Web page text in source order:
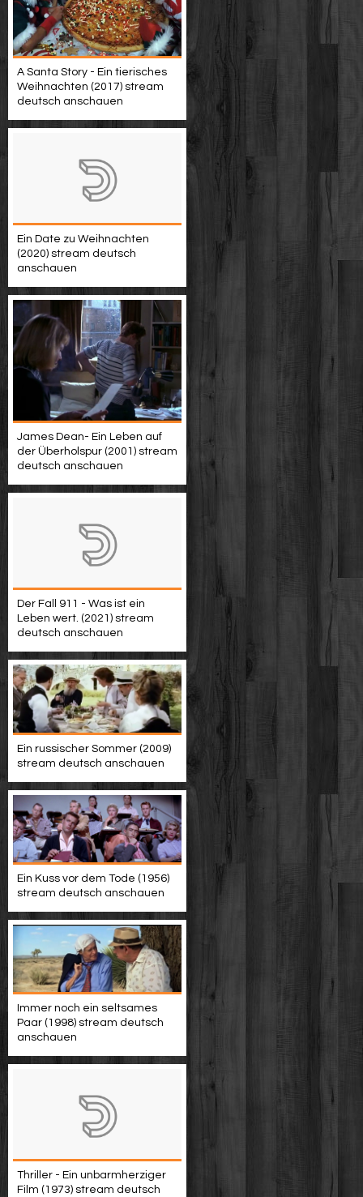
A Santa Story - Ein tierisches
Weihnachten (2017) stream
deutsch anschauen
Ein Date zu Weihnachten
(2020) stream deutsch
anschauen
James Dean- Ein Leben auf
der Überholspur (2001) stream
deutsch anschauen
Der Fall 911 - Was ist ein
Leben wert. (2021) stream
deutsch anschauen
Ein russischer Sommer (2009)
stream deutsch anschauen
Ein Kuss vor dem Tode (1956)
stream deutsch anschauen
Immer noch ein seltsames
Paar (1998) stream deutsch
anschauen
Thriller - Ein unbarmherziger
Film (1973) stream deutsch